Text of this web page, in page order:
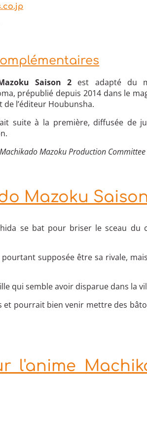
Saison 2 est adapté du
prépublié depuis 2014 dans le
de l’éditeur Houbunsha.
suite à la première, diffusée de
Mazoku Production Committee
Mazoku
se bat pour briser le sceau du
supposée être sa rivale,
qui semble avoir disparue dans la
et pourrait bien venir mettre des
l'anime